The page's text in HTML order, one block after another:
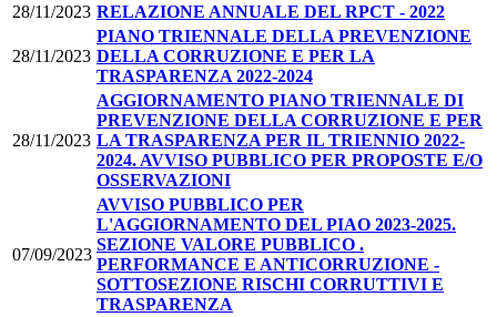
28/11/2023 RELAZIONE ANNUALE DEL RPCT - 2022
28/11/2023
PIANO TRIENNALE DELLA PREVENZIONE
DELLA CORRUZIONE E PER LA
TRASPARENZA 2022-2024
28/11/2023
AGGIORNAMENTO PIANO TRIENNALE DI
PREVENZIONE DELLA CORRUZIONE E PER
LA TRASPARENZA PER IL TRIENNIO 2022-
2024. AVVISO PUBBLICO PER PROPOSTE E/O
OSSERVAZIONI
07/09/2023
AVVISO PUBBLICO PER
L'AGGIORNAMENTO DEL PIAO 2023-2025.
SEZIONE VALORE PUBBLICO .
PERFORMANCE E ANTICORRUZIONE -
SOTTOSEZIONE RISCHI CORRUTTIVI E
TRASPARENZA